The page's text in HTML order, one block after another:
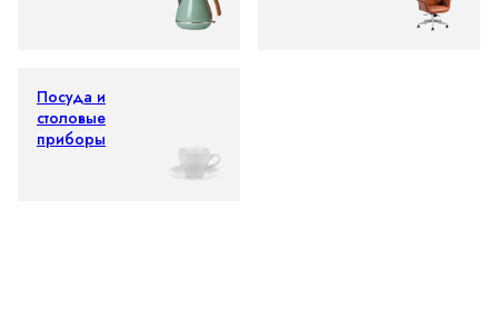
Посуда и
столовые
приборы